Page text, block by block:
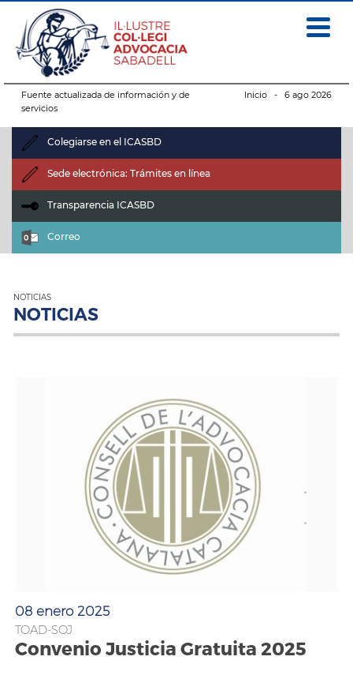
Fuente actualizada de información y de
servicios
Inicio- 6 ago 2026
Colegiarse en el ICASBD
Sede electrónica: Trámites en línea
Transparencia ICASBD
Correo
NOTICIAS
NOTICIAS
08 enero 2025
TOAD-SOJ
Convenio Justicia Gratuita 2025